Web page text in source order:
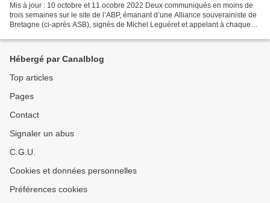
Mis à jour : 10 octobre et 11 ocobre 2022 Deux communiqués en moins de
trois semaines sur le site de l’ABP, émanant d’une Alliance souverainiste de
Bretagne (ci-après ASB), signés de Michel Leguéret et appelant à chaque
Hébergé par Canalblog
Top articles
Pages
Contact
Signaler un abus
C.G.U.
Cookies et données personnelles
Préférences cookies